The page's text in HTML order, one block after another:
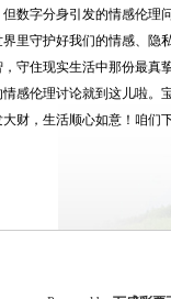
数字分身引发的情感伦理
里守护好我们的情感、隐
守住现实生活中那份最真
感伦理讨论就到这儿啦。
财，生活顺心如意！咱们